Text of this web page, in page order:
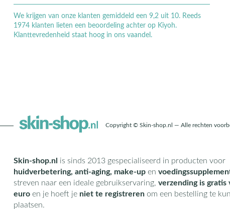
We krijgen van onze klanten gemiddeld een 9,2 uit 10. Reeds
1974 klanten lieten een beoordeling achter op Kiyoh.
Klanttevredenheid staat hoog in ons vaandel.
Copyright © Skin-shop.nl — Alle rechten
Skin-shop.nl is sinds 2013 gespecialiseerd in producten voor
huidverbetering, anti-aging, make-upen
streven naar een ideale gebruikservaring, verzending is gratis
euroen je hoeft je niet te registrerenom een bestelling te
plaatsen.